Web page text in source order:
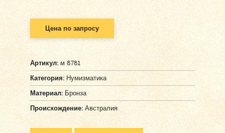
Цена по запросу
Артикул:м 8781
Категория: Нумизматика
Материал:Бронза
Происхождение: Австралия